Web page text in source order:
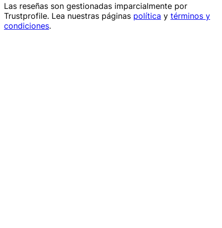
Las reseñas son gestionadas imparcialmente por
Trustprofile. Lea nuestras páginas política y términos y
condiciones.